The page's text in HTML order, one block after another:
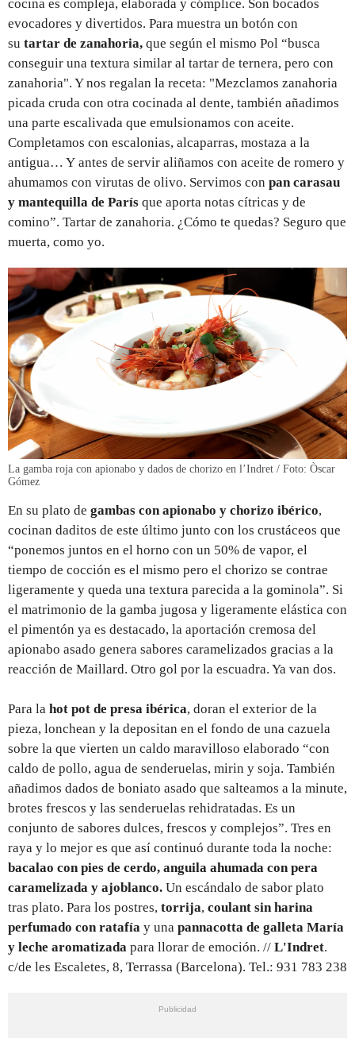
cocina es compleja, elaborada y cómplice. Son bocados
evocadores y divertidos. Para muestra un botón con
su tartar de zanahoria, que según el mismo Pol “busca
conseguir una textura similar al tartar de ternera, pero con
zanahoria". Y nos regalan la receta: "Mezclamos zanahoria
picada cruda con otra cocinada al dente, también añadimos
una parte escalivada que emulsionamos con aceite.
Completamos con escalonias, alcaparras, mostaza a la
antigua… Y antes de servir aliñamos con aceite de romero y
ahumamos con virutas de olivo. Servimos con pan carasau
y mantequilla de París que aporta notas cítricas y de
comino”. Tartar de zanahoria. ¿Cómo te quedas? Seguro que
muerta, como yo.
La gamba roja con apionabo y dados de chorizo en l’Indret / Foto: Òscar
Gómez
En su plato de gambas con apionabo y chorizo ibérico,
cocinan daditos de este último junto con los crustáceos que
“ponemos juntos en el horno con un 50% de vapor, el
tiempo de cocción es el mismo pero el chorizo se contrae
ligeramente y queda una textura parecida a la gominola”. Si
el matrimonio de la gamba jugosa y ligeramente elástica con
el pimentón ya es destacado, la aportación cremosa del
apionabo asado genera sabores caramelizados gracias a la
reacción de Maillard. Otro gol por la escuadra. Ya van dos.
Para la hot pot de presa ibérica, doran el exterior de la
pieza, lonchean y la depositan en el fondo de una cazuela
sobre la que vierten un caldo maravilloso elaborado “con
caldo de pollo, agua de senderuelas, mirin y soja. También
añadimos dados de boniato asado que salteamos a la minute,
brotes frescos y las senderuelas rehidratadas. Es un
conjunto de sabores dulces, frescos y complejos”. Tres en
raya y lo mejor es que así continuó durante toda la noche:
bacalao con pies de cerdo, anguila ahumada con pera
caramelizada y ajoblanco. Un escándalo de sabor plato
tras plato. Para los postres, torrija, coulant sin harina
perfumado con ratafía y una pannacotta de galleta María
y leche aromatizada para llorar de emoción. // L'Indret.
c/de les Escaletes, 8, Terrassa (Barcelona). Tel.: 931 783 238